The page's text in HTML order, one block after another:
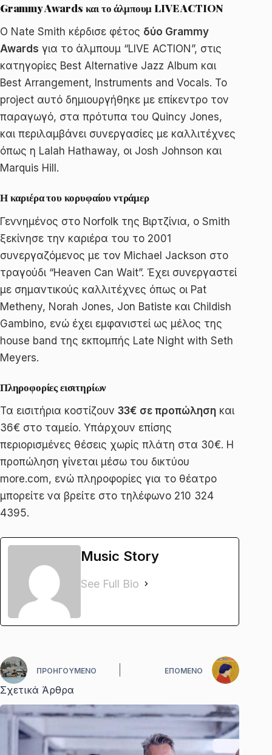
Grammy Awards και το άλμπουμ LIVE ACTION
Ο Nate Smith κέρδισε φέτος δύο Grammy
Awards για το άλμπουμ “LIVE ACTION”, στις
κατηγορίες Best Alternative Jazz Album και
Best Arrangement, Instruments and Vocals. Το
project αυτό δημιουργήθηκε με επίκεντρο τον
παραγωγό, στα πρότυπα του Quincy Jones,
και περιλαμβάνει συνεργασίες με καλλιτέχνες
όπως η Lalah Hathaway, οι Josh Johnson και
Marquis Hill.
Η καριέρα του κορυφαίου ντράμερ
Γεννημένος στο Norfolk της Βιρτζίνια, ο Smith
ξεκίνησε την καριέρα του το 2001
συνεργαζόμενος με τον Michael Jackson στο
τραγούδι “Heaven Can Wait”. Έχει συνεργαστεί
με σημαντικούς καλλιτέχνες όπως οι Pat
Metheny, Norah Jones, Jon Batiste και Childish
Gambino, ενώ έχει εμφανιστεί ως μέλος της
house band της εκπομπής Late Night with Seth
Meyers.
Πληροφορίες εισιτηρίων
Τα εισιτήρια κοστίζουν 33€ σε προπώληση και
36€ στο ταμείο. Υπάρχουν επίσης
περιορισμένες θέσεις χωρίς πλάτη στα 30€. Η
προπώληση γίνεται μέσω του δικτύου
more.com, ενώ πληροφορίες για το θέατρο
μπορείτε να βρείτε στο τηλέφωνο 210 324
4395.
Music Story
See Full Bio
ΠΡΟΗΓΟΎΜΕΝΟ ΕΠΌΜΕΝΟ
Σχετικά Άρθρα